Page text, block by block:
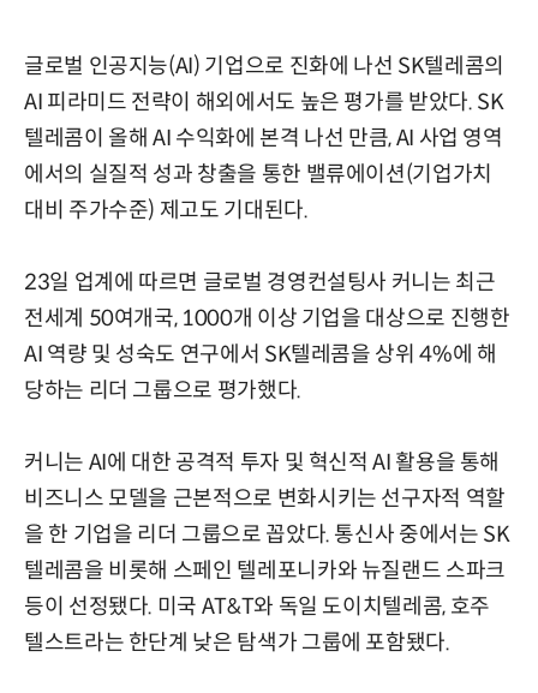
글로벌 인공지능(AI) 기업으로 진화에 나선 SK텔레콤의
AI 피라미드 전략이 해외에서도 높은 평가를 받았다. SK
텔레콤이 올해 AI 수익화에 본격 나선 만큼, AI 사업 영역
에서의 실질적 성과 창출을 통한 밸류에이션(기업가치
대비 주가수준) 제고도 기대된다.
23일 업계에 따르면 글로벌 경영컨설팅사 커니는 최근
전세계 50여개국, 1000개 이상 기업을 대상으로 진행한
AI 역량 및 성숙도 연구에서 SK텔레콤을 상위 4%에 해
당하는 리더 그룹으로 평가했다.
커니는 AI에 대한 공격적 투자 및 혁신적 AI 활용을 통해
비즈니스 모델을 근본적으로 변화시키는 선구자적 역할
을 한 기업을 리더 그룹으로 꼽았다. 통신사 중에서는 SK
텔레콤을 비롯해 스페인 텔레포니카와 뉴질랜드 스파크
등이 선정됐다. 미국 AT&T와 독일 도이치텔레콤, 호주
텔스트라는 한단계 낮은 탐색가 그룹에 포함됐다.